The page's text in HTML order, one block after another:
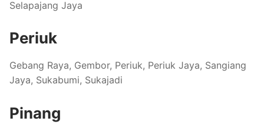
Selapajang Jaya
Periuk
Gebang Raya, Gembor, Periuk, Periuk Jaya, Sangiang
Jaya, Sukabumi, Sukajadi
Pinang